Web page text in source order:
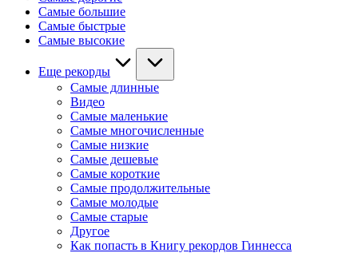
Самые большие
Самые быстрые
Самые высокие
Еще рекорды
Самые длинные
Видео
Самые маленькие
Самые многочисленные
Самые низкие
Самые дешевые
Самые короткие
Самые продолжительные
Самые молодые
Самые старые
Другое
Как попасть в Книгу рекордов Гиннесса